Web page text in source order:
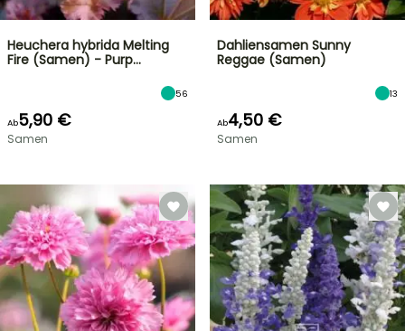
Heuchera hybrida Melting
Fire (Samen) - Purp…
56
Ab5,90 €
Samen
Dahliensamen Sunny
Reggae (Samen)
13
Ab4,50 €
Samen